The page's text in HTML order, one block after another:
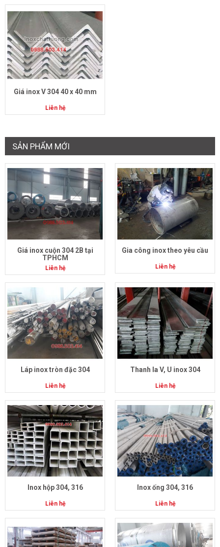
Giá inox V 304 40 x 40 mm
Liên hệ
SẢN PHẨM MỚI
Giá inox cuộn 304 2B tại
TPHCM
Liên hệ
Gia công inox theo yêu cầu
Liên hệ
Láp inox tròn đặc 304
Liên hệ
Thanh la V, U inox 304
Liên hệ
Inox hộp 304, 316
Liên hệ
Inox ống 304, 316
Liên hệ